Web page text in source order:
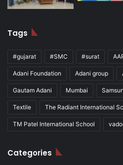
Tags
#gujarat #SMC #surat
Adani Foundation Adani group
Gautam Adani Mumbai
Textile The Radiant International
TM Patel International School
Categories